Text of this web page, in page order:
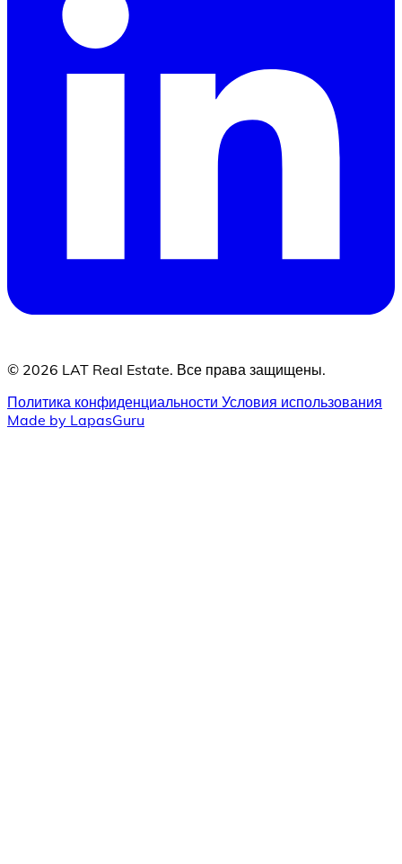
© 2026 LAT Real Estate. Все права защищены.
Политика конфиденциальности Условия использования
Made by LapasGuru